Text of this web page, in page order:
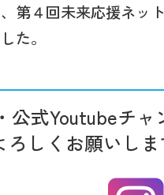
第４回未来応援ネッ
た。
公式Youtubeチャ
ろしくお願いしま